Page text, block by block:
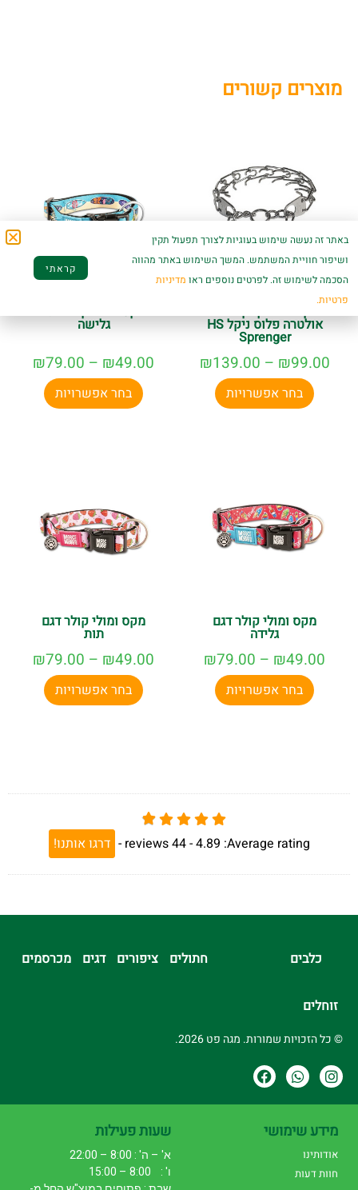
מוצרים קשורים
קולר אילוף קוצים
אולטרה פלוס ניקל HS
Sprenger
₪99.00
–
₪139.00
בחר אפשרויות
מקס ומולי קולר דגם
גלישה
₪49.00
–
₪79.00
בחר אפשרויות
מקס ומולי קולר דגם
גלידה
₪49.00
–
₪79.00
בחר אפשרויות
מקס ומולי קולר דגם
תות
₪49.00
–
₪79.00
בחר אפשרויות
Average rating:
4.89 -
44
reviews
- דרגו אותנו!
כלבים חתולים ציפורים דגים מכרסמים
זוחלים
© כל הזכויות שמורות. מגה פט 2026.
מידע שימושי
אודותינו
חוות דעות
שעות פעילות
א' – ה' : 8:00 – 22:00
ו' : 8:00 – 15:00
באתר זה נעשה שימוש בעוגיות לצורך תפעול תקין
ושיפור חוויית המשתמש. המשך השימוש באתר מהווה
הסכמה לשימוש זה. לפרטים נוספים ראו מדיניות
פרטיות.
קראתי